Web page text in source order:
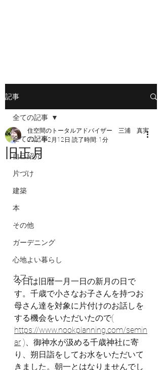
記事
全ての記事
自己紹介
片づけ
建築
本
その他
ガーデニング
心地よい暮らし
カフェ
全ての記事
旧正月
住空間のトータルアドバイザー 三浦 真実
2021年2月12日 読了時間: 1分
今日は旧暦一月一日の新月の日で
す。千歳で小さなお子さんを持つお
母さん達を対象に片付けのお話しを
する機会をいただいたので(
https://www.nookplanning.com/semin
ar )、御神水が汲める千歳神社に寄
り、朔日詣をしてお水をいただいて
きました。朝一とはなりませんでし